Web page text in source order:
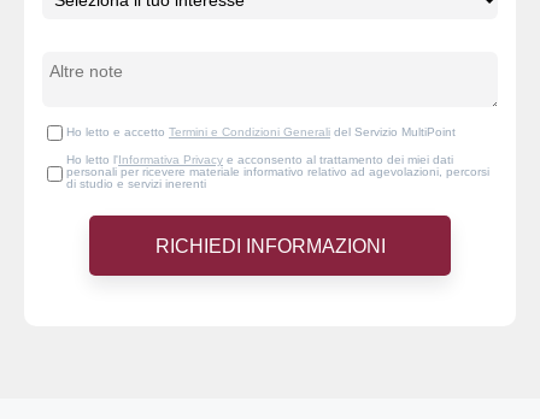
Ho letto e accetto Termini e Condizioni Generali del Servizio MultiPoint
Ho letto l'Informativa Privacy e acconsento al trattamento dei miei dati
personali per ricevere materiale informativo relativo ad agevolazioni, percorsi
di studio e servizi inerenti